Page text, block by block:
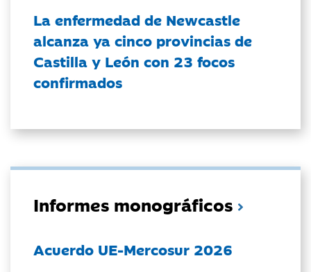
La enfermedad de Newcastle
alcanza ya cinco provincias de
Castilla y León con 23 focos
confirmados
Informes monográficos
Acuerdo UE-Mercosur 2026